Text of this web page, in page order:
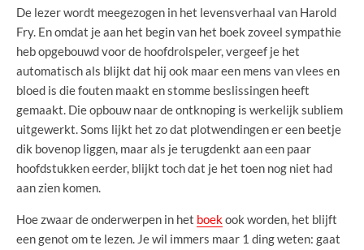
De lezer wordt meegezogen in het levensverhaal van Harold
Fry. En omdat je aan het begin van het boek zoveel sympathie
heb opgebouwd voor de hoofdrolspeler, vergeef je het
automatisch als blijkt dat hij ook maar een mens van vlees en
bloed is die fouten maakt en stomme beslissingen heeft
gemaakt. Die opbouw naar de ontknoping is werkelijk subliem
uitgewerkt. Soms lijkt het zo dat plotwendingen er een beetje
dik bovenop liggen, maar als je terugdenkt aan een paar
hoofdstukken eerder, blijkt toch dat je het toen nog niet had
aan zien komen.
Hoe zwaar de onderwerpen in het boekook worden, het blijft
een genot om te lezen. Je wil immers maar 1 ding weten: gaat